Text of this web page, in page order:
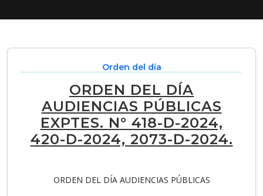
Orden del día
ORDEN DEL DÍA
AUDIENCIAS PÚBLICAS
EXPTES. N° 418-D-2024,
420-D-2024, 2073-D-2024.
ORDEN DEL DÍA AUDIENCIAS PÚBLICAS